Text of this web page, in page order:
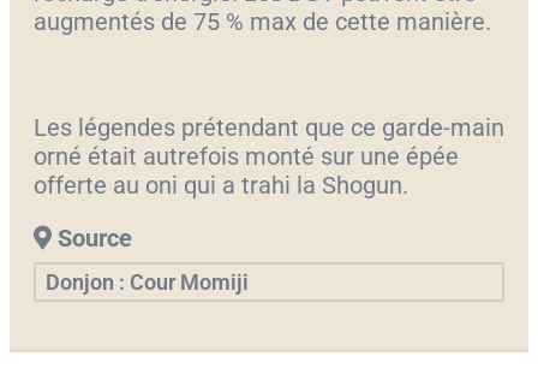
augmentés de 75 % max de cette manière.
Les légendes prétendant que ce garde-main
orné était autrefois monté sur une épée
offerte au oni qui a trahi la Shogun.
Source
Donjon : Cour Momiji